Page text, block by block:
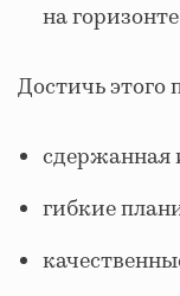
на
Достичь этого
сдержанная
гибкие